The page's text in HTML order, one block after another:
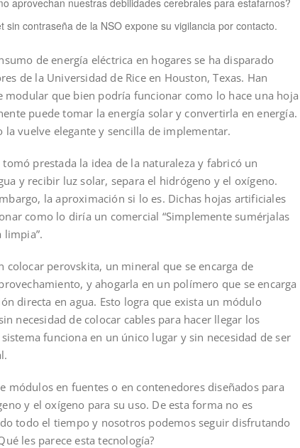
sin contraseña de la NSO expone su vigilancia por contacto.
de energía eléctrica en hogares se ha disparado
de la Universidad de Rice en Houston, Texas. Han
modular que bien podría funcionar como lo hace una hoja
puede tomar la energía solar y convertirla en energía.
la vuelve elegante y sencilla de implementar.
prestada la idea de la naturaleza y fabricó un
y recibir luz solar, separa el hidrógeno y el oxígeno.
la aproximación si lo es. Dichas hojas artificiales
como lo diría un comercial “Simplemente sumérjalas
limpia”.
colocar perovskita, un mineral que se encarga de
y ahogarla en un polímero que se encarga
directa en agua. Esto logra que exista un módulo
necesidad de colocar cables para hacer llegar los
funciona en un único lugar y sin necesidad de ser
módulos en fuentes o en contenedores diseñados para
y el oxígeno para su uso. De esta forma no es
todo el tiempo y nosotros podemos seguir disfrutando
les parece esta tecnología?